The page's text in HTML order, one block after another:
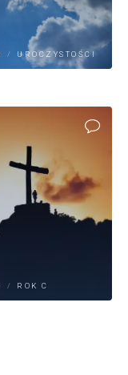
/ UROCZYSTOŚCI
/ ROK C